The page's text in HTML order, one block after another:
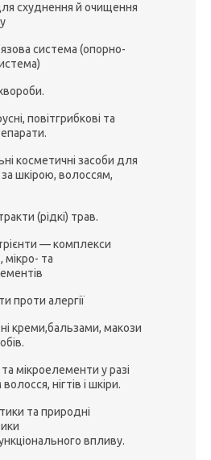
схуднення й очищення
система (опорно-
повітгрибкові та
косметичні засоби для
шкірою, волоссям,
(рідкі) трав.
— комплекси
мікро- та
проти алергії
креми,бальзами, макози
та мікроелементи у разі
нігтів і шкіри.
та природні
впливу.